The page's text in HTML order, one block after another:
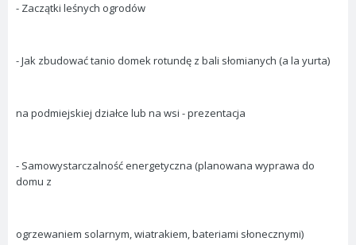
- Zaczątki leśnych ogrodów
- Jak zbudować tanio domek rotundę z bali słomianych (a la yurta)
na podmiejskiej działce lub na wsi - prezentacja
- Samowystarczalność energetyczna (planowana wyprawa do
domu z
ogrzewaniem solarnym, wiatrakiem, bateriami słonecznymi)